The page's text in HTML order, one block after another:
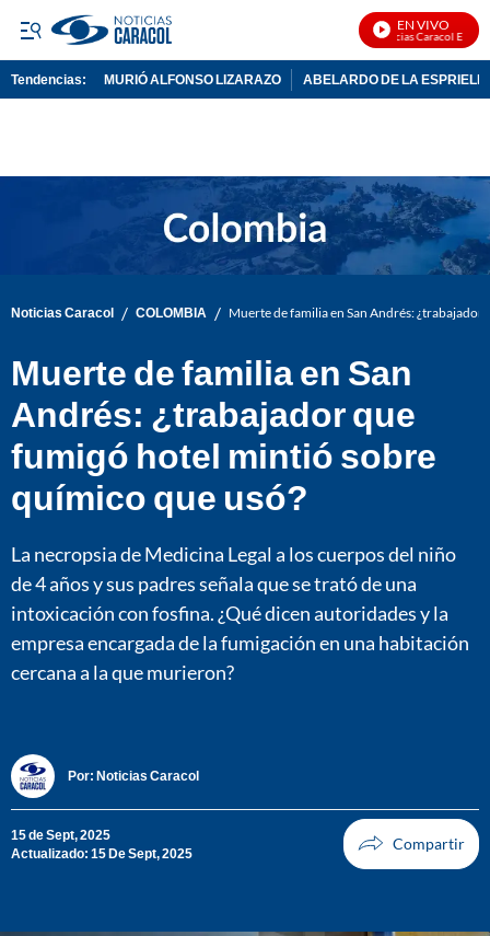
EN VIVO
Noticias Caracol En Vivo
Tendencias: MURIÓ ALFONSO LIZARAZO ABELARDO DE LA
Noticias Caracol / COLOMBIA / Muerte de familia en San Andrés:
Muerte de familia en San
Andrés: ¿trabajador que
fumigó hotel mintió sobre
químico que usó?
La necropsia de Medicina Legal a los cuerpos del niño
de 4 años y sus padres señala que se trató de una
intoxicación con fosfina. ¿Qué dicen autoridades y la
empresa encargada de la fumigación en una habitación
cercana a la que murieron?
Por: Noticias Caracol
15 de Sept, 2025
Actualizado: 15 De Sept, 2025